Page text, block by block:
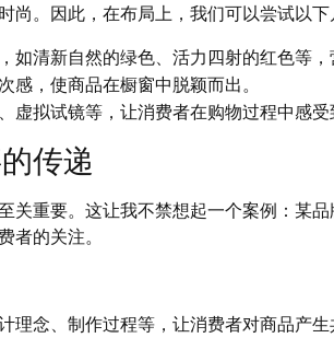
尚。因此，在布局上，我们可以尝试以下
如清新自然的绿色、活力四射的红色等，
感，使商品在橱窗中脱颖而出。
虚拟试镜等，让消费者在购物过程中感受
传递
关重要。这让我不禁想起一个案例：某
者的关注。
理念、制作过程等，让消费者对商品产生